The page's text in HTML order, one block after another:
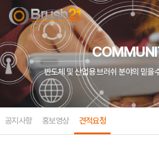
반도체 및 산업용 브러쉬 분야의 믿을
공지사항 홍보영상 견적요청